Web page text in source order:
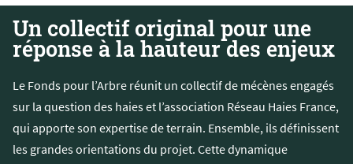
Un collectif original pour une
réponse à la hauteur des enjeux
Le Fonds pour l’Arbre réunit un collectif de mécènes engagés
sur la question des haies et l’association Réseau Haies France,
qui apporte son expertise de terrain. Ensemble, ils définissent
les grandes orientations du projet. Cette dynamique